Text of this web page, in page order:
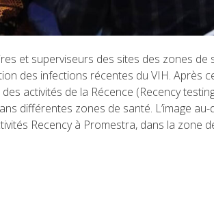
et superviseurs des sites des zones
des infections récentes du VIH. Après
activités de la Récence (Recency
différentes zones de santé. L’image
Recency à Promestra, dans la zone